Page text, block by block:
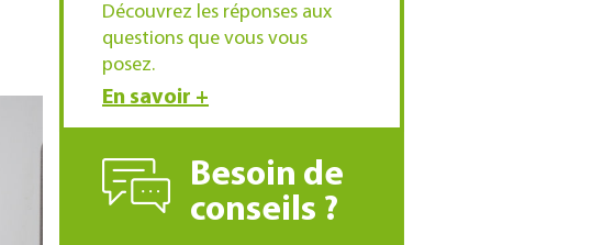
Découvrez les réponses aux
questions que vous vous
posez.
En savoir +
Besoin de
conseils ?